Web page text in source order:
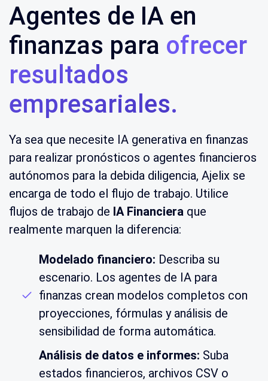
Agentes de IA en
finanzas para ofrecer
resultados
empresariales.
Ya sea que necesite IA generativa en finanzas
para realizar pronósticos o agentes financieros
autónomos para la debida diligencia, Ajelix se
encarga de todo el flujo de trabajo. Utilice
flujos de trabajo de IA Financiera que
realmente marquen la diferencia:
Modelado financiero: Describa su
escenario. Los agentes de IA para
finanzas crean modelos completos con
proyecciones, fórmulas y análisis de
sensibilidad de forma automática.
Análisis de datos e informes: Suba
estados financieros, archivos CSV o